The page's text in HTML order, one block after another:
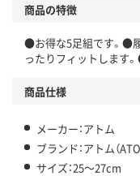
商品の特徴
●お得な5足組です。●
ったりフィットします
商品仕様
メーカー：アトム
ブランド：アトム（
サイズ：25～27cm